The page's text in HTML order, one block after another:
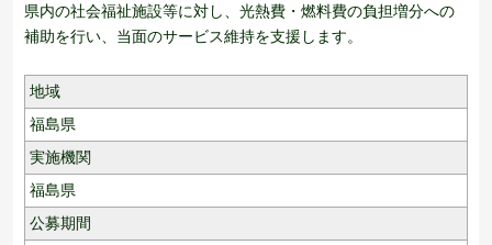
県内の社会福祉施設等に対し、光熱費・燃料費の負担増分への
補助を行い、当面のサービス維持を支援します。
地域
福島県
実施機関
福島県
公募期間